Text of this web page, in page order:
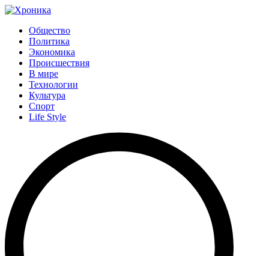
Общество
Политика
Экономика
Происшествия
В мире
Технологии
Культура
Спорт
Life Style